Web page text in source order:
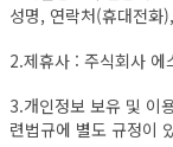
성명, 연락처(휴대전화
2.제휴사 : 주식회사 에
3.개인정보 보유 및 이
련법규에 별도 규정이